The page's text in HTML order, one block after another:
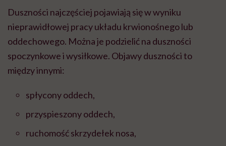
Duszności najczęściej pojawiają się w wyniku
nieprawidłowej pracy układu krwionośnego lub
oddechowego. Można je podzielić na duszności
spoczynkowe i wysiłkowe. Objawy duszności to
między innymi:
spłycony oddech,
przyspieszony oddech,
ruchomość skrzydełek nosa,